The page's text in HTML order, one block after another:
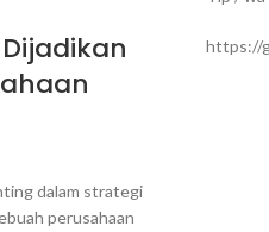
dalam strategi
perusahaan
https://